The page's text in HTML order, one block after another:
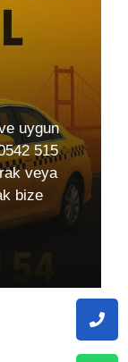
uygun
515
veya
bize